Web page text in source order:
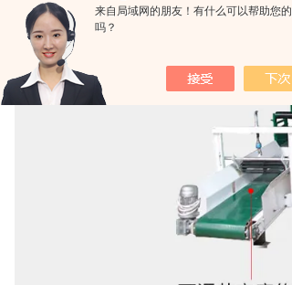
来自局域网的朋友！有什么可以帮助您的
吗？